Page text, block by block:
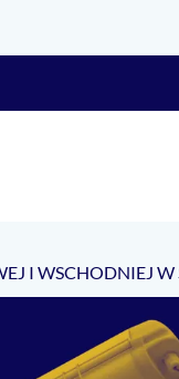
I WSCHODNIEJ